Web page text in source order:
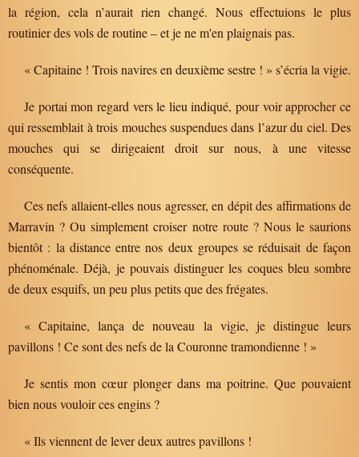
la région, cela n’aurait rien changé. Nous effectuions le plus
routinier des vols de routine – et je ne m'en plaignais pas.
« Capitaine ! Trois navires en deuxième sestre ! » s’écria la vigie.
Je portai mon regard vers le lieu indiqué, pour voir approcher ce
qui ressemblait à trois mouches suspendues dans l’azur du ciel. Des
mouches qui se dirigeaient droit sur nous, à une vitesse
conséquente.
Ces nefs allaient-elles nous agresser, en dépit des affirmations de
Marravin ? Ou simplement croiser notre route ? Nous le saurions
bientôt : la distance entre nos deux groupes se réduisait de façon
phénoménale. Déjà, je pouvais distinguer les coques bleu sombre
de deux esquifs, un peu plus petits que des frégates.
« Capitaine, lança de nouveau la vigie, je distingue leurs
pavillons ! Ce sont des nefs de la Couronne tramondienne ! »
Je sentis mon cœur plonger dans ma poitrine. Que pouvaient
bien nous vouloir ces engins ?
« Ils viennent de lever deux autres pavillons !